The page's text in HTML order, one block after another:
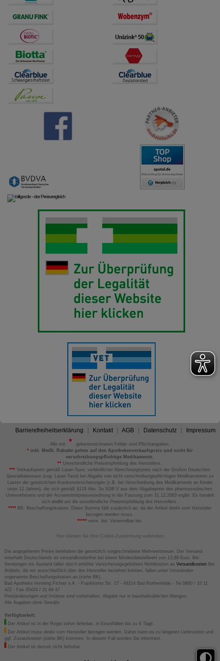
Barrierefreiheitserklärung Kontakt AGB Datenschutz Impressum
Alle mit
gekennzeichneten Felder sind Pflichtangaben.
*inkl. MwSt. Rabatte gelten auf den Apothekenverkaufspreis und nicht für
verschreibungspflichtige Medikamente.
** Unverbindliche Preisempfehlung des Herstellers.
*** Verkaufspreis gemäß Lauer-Taxe; verbindlicher Abrechnungspreis nach der Großen Deutschen
Spezialitätentaxe (sog. Lauer-Taxe) bei Abgabe von nicht verschreibungspflichtigen Medikamenten zu
Lasten der gesetzlichen Krankenversicherungen (z.B. bei Verschreibung des Medikaments an Kinder
unter 12 Jahren), die sich gemäß §129 Abs. 5a SGB V aus dem Abgabepreis des pharmazeutischen
Unternehmens und der Arzneimittelpreisverordnung in der Fassung zum 31.12.2003 ergibt. Es handelt
sich nicht um die unverbindliche Preisempfehlung des Herstellers.
****BK: Beschaffungskosten. Diese Summe fällt zusätzlich an, da der Artikel direkt vom Hersteller
bezogen werden muss.
*****verw. bis: Verwendbar bis.
Hier können Sie Ihre Cookie-Zustimmung widerrufen
Die angegebenen Preise beinhalten die gesetzlich vorgeschriebene Mehrwertsteuer. Der Versand
innerhalb Deutschlands ist versandkostenfrei bei einem Mindestbestellwert von 13,99 Euro. Bei
Sendungen ins Ausland fallen durch erhöhte Versicherungsgebühren Mehrkosten an VersandkostenBei
Artikeln, die wir ausschließlich über den Hersteller beziehen können, fallen unter Umständen
sogenannte Beschaffungskosten an (siehe BK).
Bad Apotheke Henning Fichter e.K. - Frankfurter Str. 27 - 49214 Bad Rothenfelde - Tel 0800 / 10 11
422 - Fax 05424 / 21 64 47
Preisänderungen und Irrtümer sind vorbehalten. Abgabe nur in haushaltsüblichen Mengen.
Alle Angaben ohne Gewähr.
Verfügbarkeit:
Der Artikel ist in der Regel sofort lieferbar, in Einzelfällen bis zu 6 Tage.
Der Artikel muss direkt vom Hersteller bezogen werden. Daher kann es zu längeren Lieferzeiten und
ggf. Zusatzkosten (siehe BK) kommen. In diesem Fall werden Sie informiert.
Der Artikel ist derzeit nicht lieferbar.